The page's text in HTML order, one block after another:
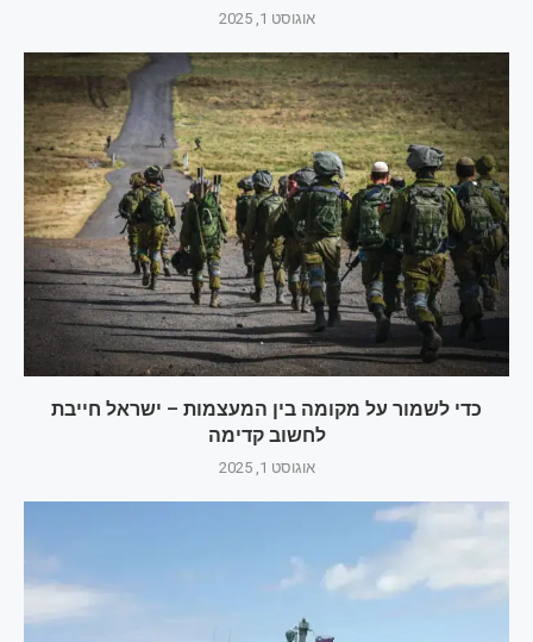
אוגוסט 1, 2025
כדי לשמור על מקומה בין המעצמות – ישראל חייבת
לחשוב קדימה
אוגוסט 1, 2025